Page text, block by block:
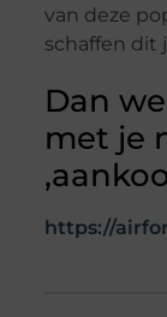
van deze
schaffen dit
Dan
met je
https://